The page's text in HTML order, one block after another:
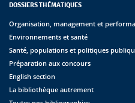
DOSSIERS THÉMATIQUES
Organisation, management et
Environnements et santé
Santé, populations et politiques
Préparation aux concours
English section
La bibliothèque autrement